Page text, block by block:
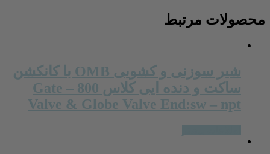
محصولات مرتبط
شیر سوزنی و کشویی OMB با کانکشن
ساکت و دنده ایی کلاس 800 – Gate
Valve & Globe Valve End:sw – npt